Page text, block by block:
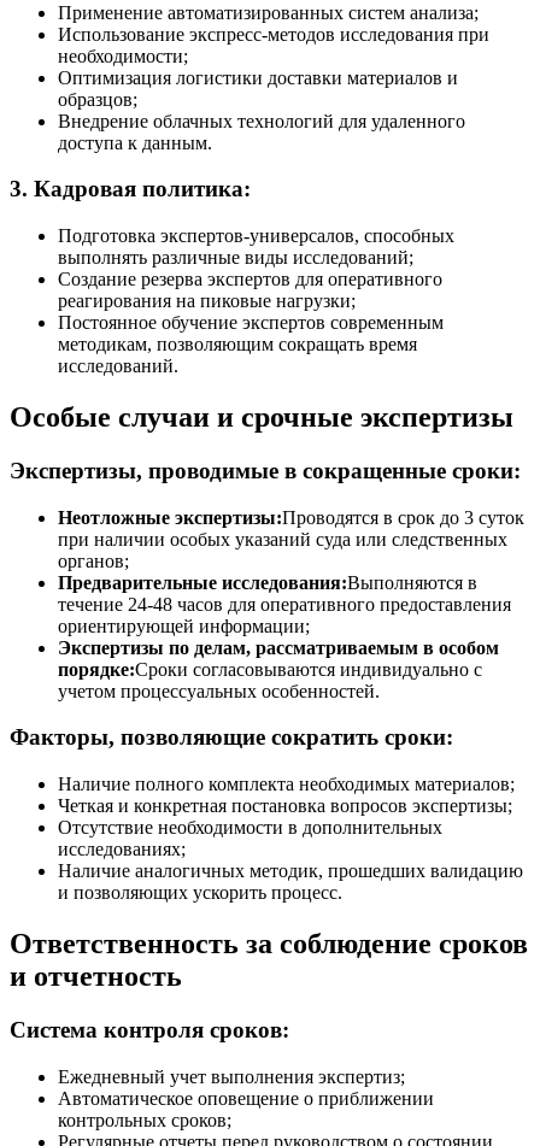
Применение автоматизированных систем анализа;
Использование экспресс-методов исследования при
необходимости;
Оптимизация логистики доставки материалов и
образцов;
Внедрение облачных технологий для удаленного
доступа к данным.
3. Кадровая политика:
Подготовка экспертов-универсалов, способных
выполнять различные виды исследований;
Создание резерва экспертов для оперативного
реагирования на пиковые нагрузки;
Постоянное обучение экспертов современным
методикам, позволяющим сокращать время
исследований.
Особые случаи и срочные экспертизы
Экспертизы, проводимые в сокращенные сроки:
Неотложные экспертизы:Проводятся в срок до 3 суток
при наличии особых указаний суда или следственных
органов;
Предварительные исследования:Выполняются в
течение 24-48 часов для оперативного предоставления
ориентирующей информации;
Экспертизы по делам, рассматриваемым в особом
порядке:Сроки согласовываются индивидуально с
учетом процессуальных особенностей.
Факторы, позволяющие сократить сроки:
Наличие полного комплекта необходимых материалов;
Четкая и конкретная постановка вопросов экспертизы;
Отсутствие необходимости в дополнительных
исследованиях;
Наличие аналогичных методик, прошедших валидацию
и позволяющих ускорить процесс.
Ответственность за соблюдение сроков
и отчетность
Система контроля сроков:
Ежедневный учет выполнения экспертиз;
Автоматическое оповещение о приближении
контрольных сроков;
Регулярные отчеты перед руководством о состоянии